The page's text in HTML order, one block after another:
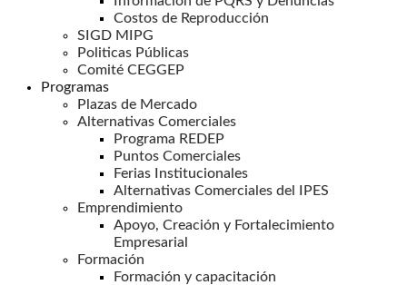
Costos de Reproducción
SIGD MIPG
Politicas Públicas
Comité CEGGEP
Programas
Plazas de Mercado
Alternativas Comerciales
Programa REDEP
Puntos Comerciales
Ferias Institucionales
Alternativas Comerciales del IPES
Emprendimiento
Apoyo, Creación y Fortalecimiento
Empresarial
Formación
Formación y capacitación